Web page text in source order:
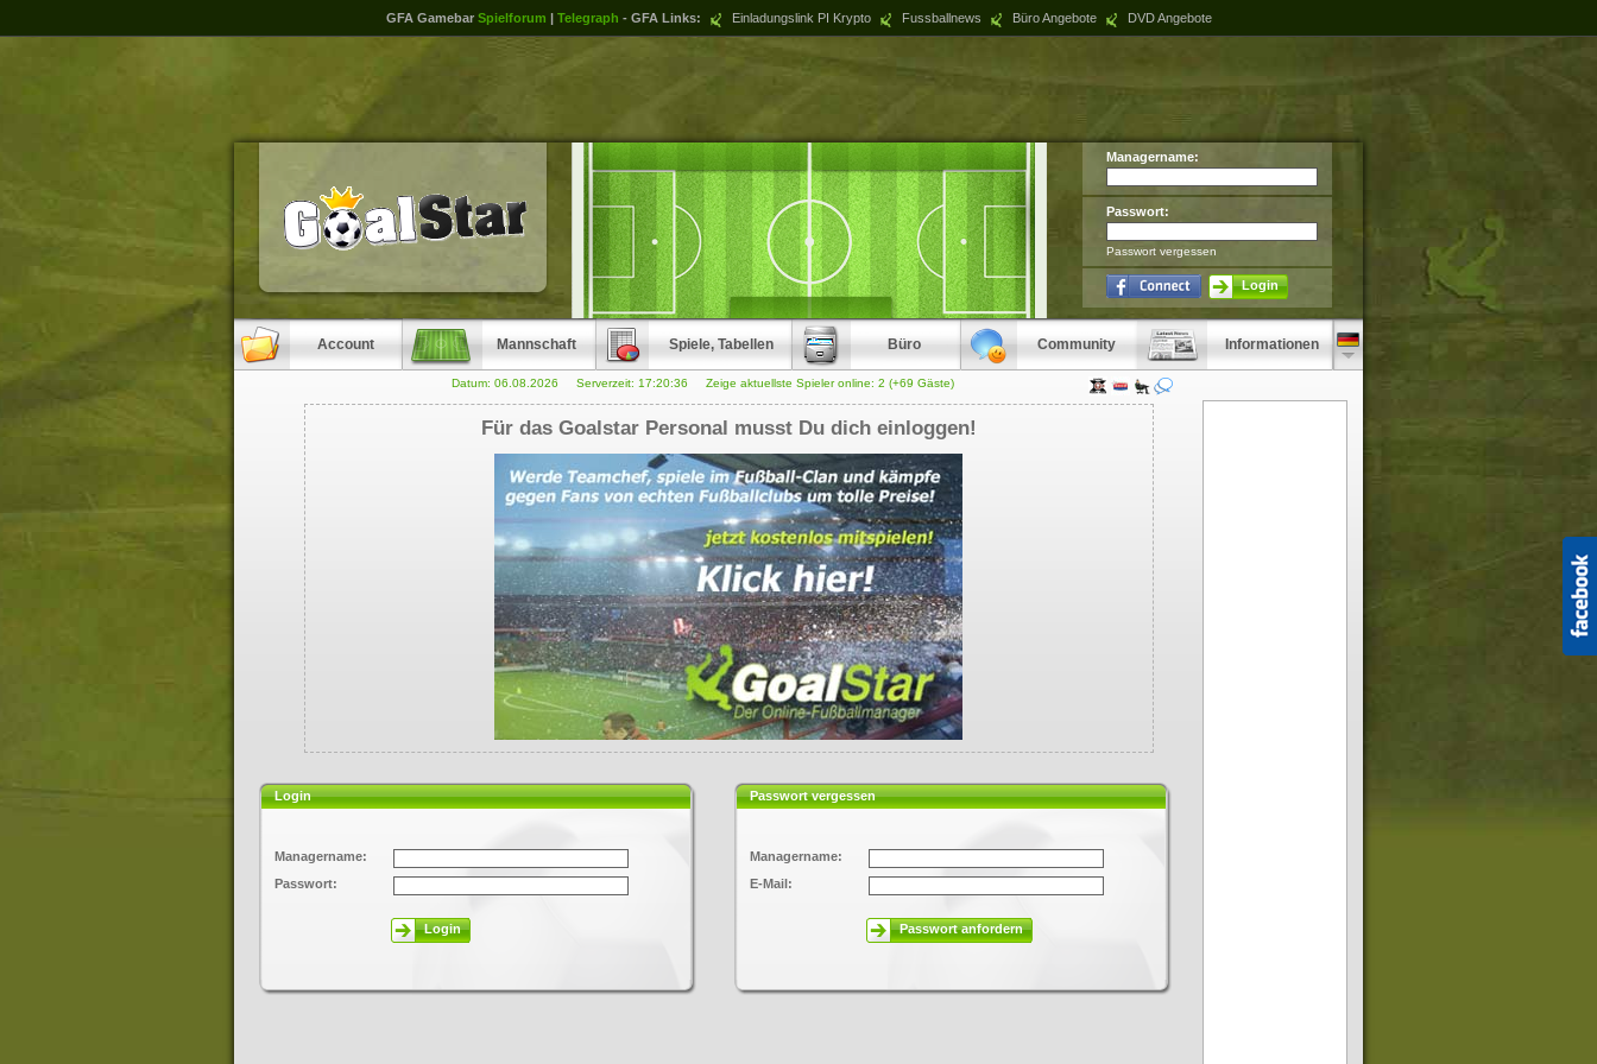
GFA Gamebar Spielforum | Telegraph - GFA Links: Einladungslink PI Krypto Fussballnews Büro Angebote DVD Angebote
Managername:
Passwort:
Passwort vergessen
Login
Account Mannschaft Spiele, Tabellen Büro Community Informationen
Datum: 06.08.2026 Serverzeit: 17:20:36 Zeige aktuellste Spieler online: 2 (+69 Gäste)
Für das Goalstar Personal musst Du dich einloggen!
Login
Managername:
Passwort:
Login
Passwort vergessen
Managername:
E-Mail:
Passwort anfordern